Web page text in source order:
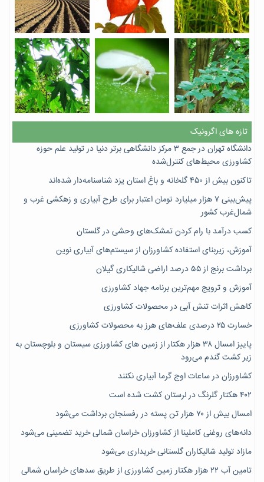
تازه های اگرونیک
دانشگاه تهران در جمع ۳ مرکز دانشگاهی برتر دنیا در تولید علم حوزه
کشاورزی محیط‌های کنترل‌شده
تاکنون بیش از ۴۵۰ گلخانه و باغ استان یزد شناسنامه‌دار شده‌اند
پیش‌بینی ۷‌ هزار میلیارد تومان اعتبار برای طرح آبیاری و زهکشی غرب و
شمال‌غرب کشور
کسب درآمد با رام کردن تمشک‌های وحشی در گلستان
آموزش، زیربنای استفاده کشاورزان از سیستم‌های آبیاری نوین
برداشت برنج از ۵۵ درصد اراضی شالیکاری گیلان
آموزش و ترویج مهم‌ترین برنامه جهاد کشاورزی
کاهش اثرات تنش آبی در محصولات کشاورزی
خسارت ۲۵ درصدی علف‌های هرز به محصولات کشاورزی
پاییز امسال ۳۸ هزار هکتار از زمین های کشاورزی سیستان و بلوچستان به
زیر کشت گندم می‌رود
کشاورزان در ساعات اوج گرما آبیاری نکنند
۴۰۲ هکتار گلرنگ در لرستان کشت شده است
امسال بیش از ۷۰ هزار تن پسته در رفسنجان برداشت می‌شود
دانه‌های روغنی کاملینا از کشاورزان خراسان شمالی خرید تضمینی می‌شود
مازاد تولید شالیکاران گلستانی خریداری می‌شود
تامین آب ۲۲ هزار هکتار زمین کشاورزی از طریق سدهای خراسان شمالی